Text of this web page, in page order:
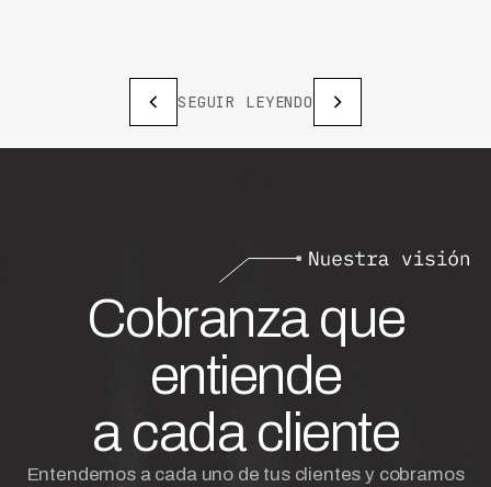
SEGUIR LEYENDO
Cobranza que
entiende
a cada cliente
Entendemos a cada uno de tus clientes y cobramos